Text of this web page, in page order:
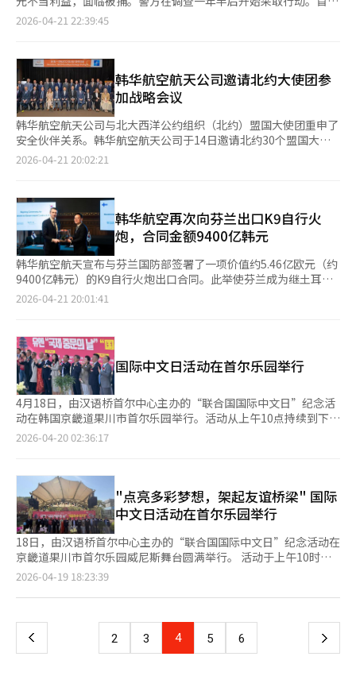
编辑。
警察厅金融犯罪调查队21日表示，已申请对方时赫的逮捕令，指控
HYBE上市前，向现有投资者虚假说明上市计划，诱导他们将股份
转让给特定私募基金。上市后，股份价值上升，方时赫根据事先签
订的秘密协议分得部分差价。警方认为方时赫从中获利约1900亿
韩元，并发现与私募基金分享约30%差价的结构。股权转移过程
中，使用了私募基金设立的特殊目的公司（SPC）。资本市场法禁
止通过虚假信息或不正当计划获取金融投资产品交易利益。若因违
反该法获利超过50亿韩元，可处无期徒刑或五年以上有期徒刑。调
查始于2024年底的情报获取，随后在去年6月和7月对韩国交易所
从9月至11月共传唤方时赫五次，进行法律审查。调查过程中，初
期搜查令曾两次被检方驳回，导致调查长期化，受到“拖延调
查”批评。此次逮捕令申请引发关注，因涉及外交争议。驻韩美国
大使馆近日向警方递交信函，请求允许方时赫访美，参加7月美国
独立日250周年活动及支持BTS世界巡演。警方表示将“依法审
查”该请求，但逮捕令申请实质上限制了其出境可能性。方时赫方
面全面否认指控，称未欺骗投资者，股份出售是应投资者要求，上
市过程遵循相关法律法规。警方计划根据法院的逮捕令审查结果，
系统翻译与编辑。
2026-04-21 22:39:45
韩华航空航天公司邀请北约大使团参
加战略会议
韩华航空航天公司与北大西洋公约组织（北约）盟国大使团重申了
安全伙伴关系。韩华航空航天公司于14日邀请北约30个盟国大使
团到总部，举行了“韩华-北约大使团战略对话”。会议上，韩华
等现代战领域的业务组合，并讨论了未来的安全贡献方案。韩华航
空航天已向包括芬兰、罗马尼亚在内的北约6个国家供应K9自行火
炮，成为全球市场的领导者。“天武”导弹也已出口至波兰、爱沙
尼亚、挪威等北约成员国，扩大了与北约的战略合作关系。韩华航
空航天目前在罗马尼亚建设“H-ACE欧洲”工厂，并在波兰通过合
资企业建立“天武”导弹的本地生产体系，强化其在欧洲防务生态
系统中的核心地位。韩华航空航天公司代表孙在一表示：“此次北
约大使团的访问将进一步深化与北约盟国的防务合作，并持续为北
译与编辑。
2026-04-21 20:02:21
韩华航空再次向芬兰出口K9自行火
炮，合同金额9400亿韩元
韩华航空航天宣布与芬兰国防部签署了一项价值约5.46亿欧元（约
9400亿韩元）的K9自行火炮出口合同。此举使芬兰成为继土耳其
和波兰之后，北约第三个大规模使用K9的国家。合同签署仪式于9
国大使金正河等。自2017年3月与韩华航空航天（当时为韩华
Techwin）签署供应48门K9火炮的合同以来，芬兰一直在扩大采
购。根据新合同，韩华航空航天将从2028年起向芬兰军队交付112
门K9火炮及其备件。芬兰军队已将K9作为主要火炮系统使用，新
采购的火炮将迅速整合到现有的维护和训练体系中，无需额外转换
期。这一特点是芬兰选择继续采购的主要原因之一。此次合同再次
证明了K9在北欧极端环境下的性能和可靠性。芬兰在加入北约
后，选择韩华航空航天作为战略合作伙伴，显示出对其信任。韩华
场。公司代表孙在日表示：“此次出口再次证明了我们在欧洲防务
市场的可信度，我们将继续加强与北约盟国的合作关系。”※ 本
报道经人工智能（AI）系统翻译与编辑。
2026-04-21 20:01:41
国际中文日活动在首尔乐园举行
4月18日，由汉语桥首尔中心主办的“联合国国际中文日”纪念活
动在韩国京畿道果川市首尔乐园举行。活动从上午10点持续到下午
3点，吸引了50多位国内外嘉宾、约500名学生和家长以及3000多
文化体验，展示了中文的国际价值和文化深度，被认为是促进韩国
社会更广泛理解中文和中国文化的开放平台。开幕式上，驻韩中国
大使戴兵、韩国佛教太古宗总务院长常真法师、经济日报社长梁圭
贤、组委会代表李正恩等中韩两国政商文化界人士出席。李正恩在
开幕辞中表示，“国际中文日是通过语言和文化扩大相互理解和交
流的重要契机”，希望更多青少年和市民自然接触中文和中国文化
的魅力。戴兵大使在致辞中称，“韩国的多家教育机构和学术团体
在国际中文日举办了丰富多彩的活动”，并评价此次活动为面向大
众开放的体验型项目，展示了其意义。他希望通过体验汉字的象形
大理解和友谊。梁圭贤社长强调，“中文日不仅是纪念特定语言，
更是分享人类文明智慧的世界公民节日”，通过语言和文化体验形
2026-04-20 02:36:17
"点亮多彩梦想，架起友谊桥梁" 国际
中文日活动在首尔乐园举行
18日，由汉语桥首尔中心主办的“联合国国际中文日”纪念活动在
京畿道果川市首尔乐园威尼斯舞台圆满举行。 活动于上午10时开
幕，至下午3时顺利结束，吸引了50余位海内外嘉宾、约500名学
动踊跃。国际中文日是联合国为促进多语种使用、尊重文化多样性
的方式，集中呈现了中文的国际价值、文化内涵与时代活力，也为
韩国社会进一步理解中国语言文化、拓展中韩民间友好与教育文化
2026-04-19 18:23:39
上
页
2 3 4 5 6 下